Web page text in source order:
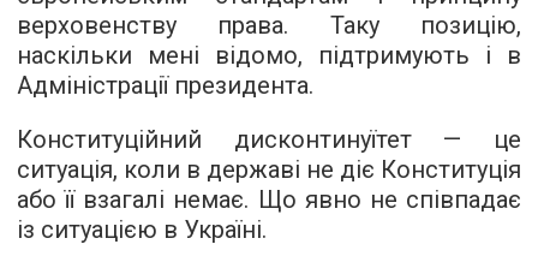
верховенству права. Таку позицію,
наскільки мені відомо, підтримують і в
Адміністрації президента.
Конституційний дисконтинуїтет — це
ситуація, коли в державі не діє Конституція
або її взагалі немає. Що явно не співпадає
із ситуацією в Україні.